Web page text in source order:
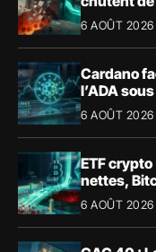
6 AOÛT 2026
Cardano
l’ADA
6 AOÛT 2026
ETF
nettes,
6 AOÛT 2026